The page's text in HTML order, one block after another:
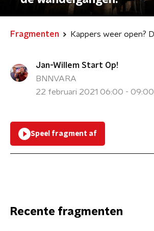
Fragmenten
Jan-Willem Start Op!
BNNVARA
22 februari 2021 06:00 - 09:00
Speel fragment af
Recente fragmenten